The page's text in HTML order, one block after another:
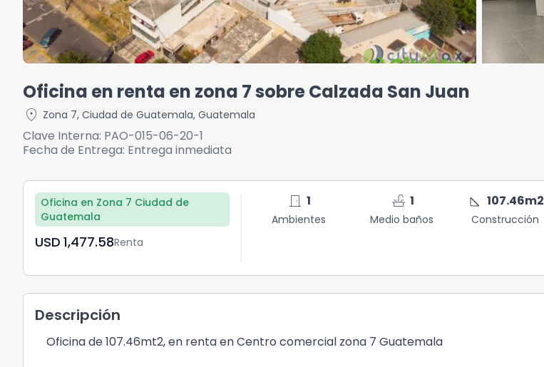
Oficina en renta en zona 7 sobre Calzada San Juan
location_on Zona 7, Ciudad de Guatemala, Guatemala
Clave Interna: PAO-015-06-20-1
Fecha de Entrega: Entrega inmediata
Oficina en Zona 7 Ciudad de
Guatemala
USD	1,477.58Renta
door_front 1
Ambientes
faucet 1
Medio baños
square_foot 107.46m2
Construcción
Descripción
Oficina de 107.46mt2, en renta en Centro comercial zona 7 Guatemala